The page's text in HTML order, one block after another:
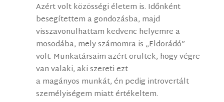
Azért volt közösségi életem is. Időnként
besegítettem a gondozásba, majd
visszavonulhattam kedvenc helyemre a
mosodába, mely számomra is „Eldorádó”
volt. Munkatársaim azért örültek, hogy végre
van valaki, aki szereti ezt
a magányos munkát, én pedig introvertált
személyiségem miatt értékeltem.